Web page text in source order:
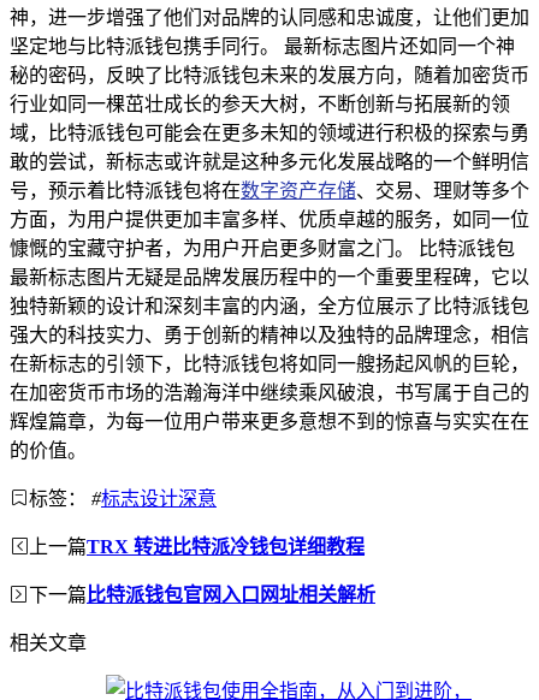
神，进一步增强了他们对品牌的认同感和忠诚度，让他们更加
坚定地与比特派钱包携手同行。 最新标志图片还如同一个神
秘的密码，反映了比特派钱包未来的发展方向，随着加密货币
行业如同一棵茁壮成长的参天大树，不断创新与拓展新的领
域，比特派钱包可能会在更多未知的领域进行积极的探索与勇
敢的尝试，新标志或许就是这种多元化发展战略的一个鲜明信
号，预示着比特派钱包将在数字资产存储、交易、理财等多个
方面，为用户提供更加丰富多样、优质卓越的服务，如同一位
慷慨的宝藏守护者，为用户开启更多财富之门。 比特派钱包
最新标志图片无疑是品牌发展历程中的一个重要里程碑，它以
独特新颖的设计和深刻丰富的内涵，全方位展示了比特派钱包
强大的科技实力、勇于创新的精神以及独特的品牌理念，相信
在新标志的引领下，比特派钱包将如同一艘扬起风帆的巨轮，
在加密货币市场的浩瀚海洋中继续乘风破浪，书写属于自己的
辉煌篇章，为每一位用户带来更多意想不到的惊喜与实实在在
的价值。
标签： #标志设计深意
上一篇TRX 转进比特派冷钱包详细教程
下一篇 比特派钱包官网入口网址相关解析
相关文章